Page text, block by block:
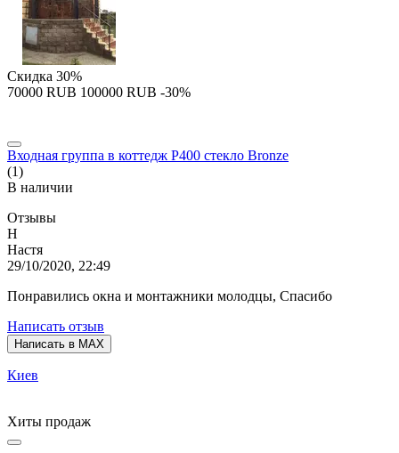
Скидка 30%
‍70000‍ RUB ‍100000‍ RUB -30%
Входная группа в коттедж P400 стекло Bronze
(1)
В наличии
Отзывы
Н
Настя
29/10/2020, 22:49
Понравились окна и монтажники молодцы, Спасибо
Написать отзыв
Написать в MAX
Киев
Хиты продаж